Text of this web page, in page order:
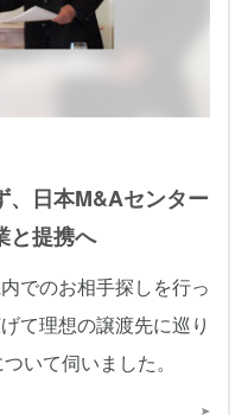
、日本M&Aセンター
と提携へ
でのお相手探しを行っ
て理想の譲渡先に巡り
いて伺いました。